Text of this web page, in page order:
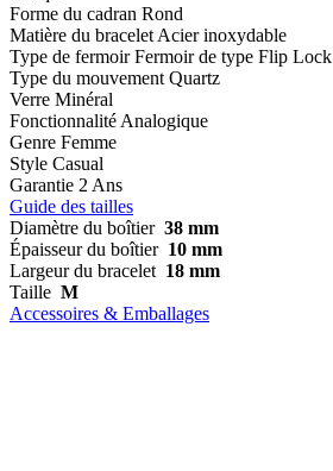
Forme du cadran Rond
Matière du bracelet Acier inoxydable
Type de fermoir Fermoir de type Flip Lock
Type du mouvement Quartz
Verre Minéral
Fonctionnalité Analogique
Genre Femme
Style Casual
Garantie 2 Ans
Guide des tailles
Diamètre du boîtier 38 mm
Épaisseur du boîtier 10 mm
Largeur du bracelet 18 mm
Taille M
Accessoires & Emballages